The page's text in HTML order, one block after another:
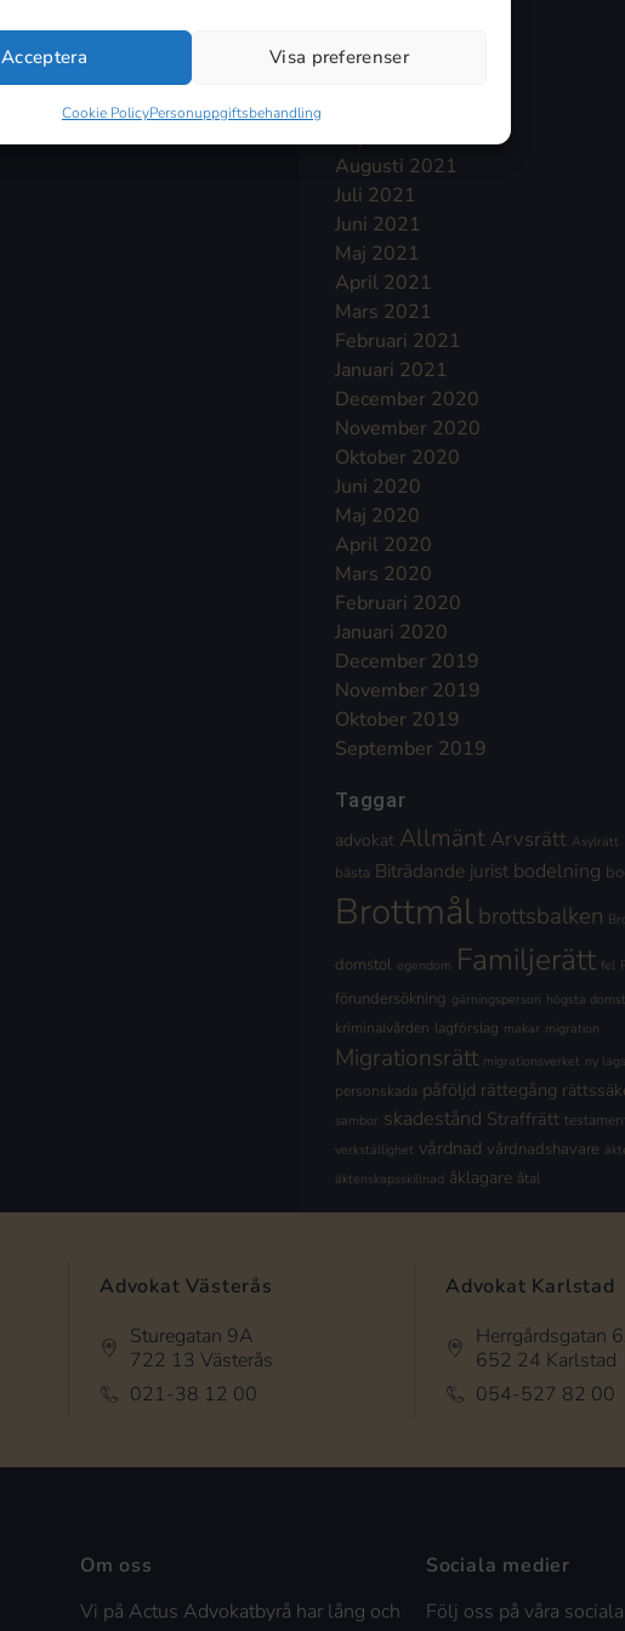
Acceptera Visa preferenser
Cookie PolicyPersonuppgiftsbehandling
December 2021
Augusti 2021
Juli 2021
Juni 2021
Maj 2021
April 2021
Mars 2021
Februari 2021
Januari 2021
December 2020
November 2020
Oktober 2020
Juni 2020
Maj 2020
April 2020
Mars 2020
Februari 2020
Januari 2020
December 2019
November 2019
Oktober 2019
September 2019
Taggar
advokat Allmänt Arvsrätt Asylrätt
bästa Biträdande jurist bodelning
Brottmålbrottsbalken
domstol egendom Familjerätt fel
förundersökning gärningsperson högsta
kriminalvården lagförslag makar migration
Migrationsrätt migrationsverket ny
personskada påföljd rättegång
sambor skadestånd Straffrätt
verkställighet vårdnad vårdnadshavare
äktenskapsskillnad åklagare åtal
Advokat Västerås
Sturegatan 9A
722 13 Västerås
021-38 12 00
Advokat Karlstad
Herrgårdsgatan
652 24 Karlstad
054-527 82 00
Om oss
Vi på Actus Advokatbyrå har lång och
Sociala medier
Följ oss på våra